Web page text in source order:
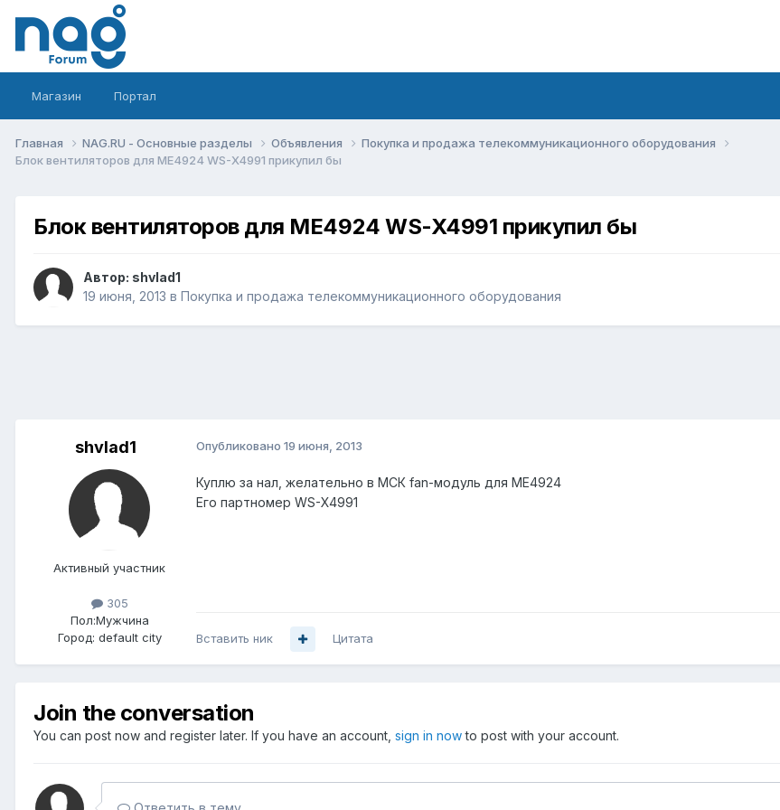
Магазин Портал
Главная NAG.RU - Основные разделы Объявления
Покупка и продажа телекоммуникационного оборудования
Блок вентиляторов для ME4924 WS-X4991 прикупил бы
Блок вентиляторов для ME4924 WS-X4991 прикупил бы
Автор: shvlad1
19 июня, 2013 в Покупка и продажа телекоммуникационного оборудования
shvlad1
Активный участник
305
Пол:Мужчина
Город: default city
Опубликовано 19 июня, 2013
Куплю за нал, желательно в МСК fan-модуль для ME4924
Его партномер WS-X4991
Вставить ник Цитата
Join the conversation
You can post now and register later. If you have an account, sign in nowto post with your account.